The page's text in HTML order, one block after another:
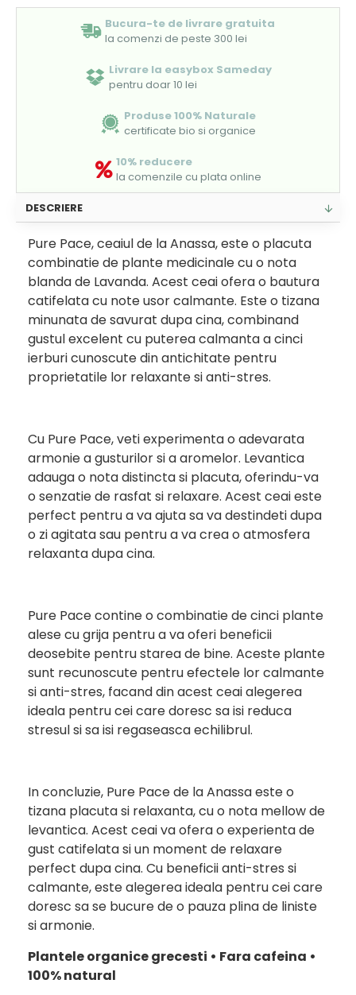
Bucura-te de livrare gratuita
la comenzi de peste 300 lei
Livrare la easybox Sameday
pentru doar 10 lei
Produse 100% Naturale
certificate bio si organice
10% reducere
la comenzile cu plata online
DESCRIERE
Pure Pace, ceaiul de la Anassa, este o placuta
combinatie de plante medicinale cu o nota
blanda de Lavanda. Acest ceai ofera o bautura
catifelata cu note usor calmante. Este o tizana
minunata de savurat dupa cina, combinand
gustul excelent cu puterea calmanta a cinci
ierburi cunoscute din antichitate pentru
proprietatile lor relaxante si anti-stres.
Cu Pure Pace, veti experimenta o adevarata
armonie a gusturilor si a aromelor. Levantica
adauga o nota distincta si placuta, oferindu-va
o senzatie de rasfat si relaxare. Acest ceai este
perfect pentru a va ajuta sa va destindeti dupa
o zi agitata sau pentru a va crea o atmosfera
relaxanta dupa cina.
Pure Pace contine o combinatie de cinci plante
alese cu grija pentru a va oferi beneficii
deosebite pentru starea de bine. Aceste plante
sunt recunoscute pentru efectele lor calmante
si anti-stres, facand din acest ceai alegerea
ideala pentru cei care doresc sa isi reduca
stresul si sa isi regaseasca echilibrul.
In concluzie, Pure Pace de la Anassa este o
tizana placuta si relaxanta, cu o nota mellow de
levantica. Acest ceai va ofera o experienta de
gust catifelata si un moment de relaxare
perfect dupa cina. Cu beneficii anti-stres si
calmante, este alegerea ideala pentru cei care
doresc sa se bucure de o pauza plina de liniste
si armonie.
Plantele organice grecesti • Fara cafeina •
100% natural